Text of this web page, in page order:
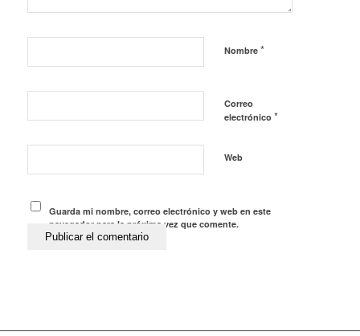
Nombre *
Correo
electrónico *
Web
Guarda mi nombre, correo electrónico y web en este
navegador para la próxima vez que comente.